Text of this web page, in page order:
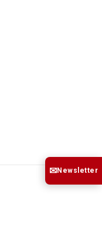
✉Newsletter